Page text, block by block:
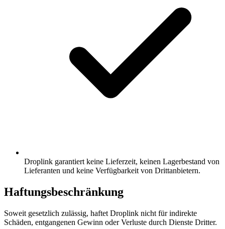
Droplink garantiert keine Lieferzeit, keinen Lagerbestand von
Lieferanten und keine Verfügbarkeit von Drittanbietern.
Haftungsbeschränkung
Soweit gesetzlich zulässig, haftet Droplink nicht für indirekte
Schäden, entgangenen Gewinn oder Verluste durch Dienste Dritter.